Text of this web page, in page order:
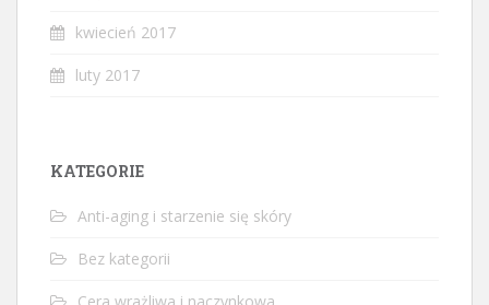
kwiecień 2017
luty 2017
KATEGORIE
Anti-aging i starzenie się skóry
Bez kategorii
Cera wrażliwa i naczynkowa